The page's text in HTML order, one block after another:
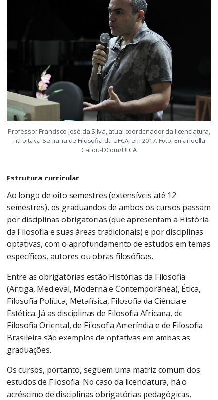
Professor Francisco José da Silva, atual coordenador da licenciatura,
na oitava Semana de Filosofia da UFCA, em 2017. Foto: Emanoella
Callou-DCom/UFCA
Estrutura curricular
Ao longo de oito semestres (extensíveis até 12
semestres), os graduandos de ambos os cursos passam
por disciplinas obrigatórias (que apresentam a História
da Filosofia e suas áreas tradicionais) e por disciplinas
optativas, com o aprofundamento de estudos em temas
específicos, autores ou obras filosóficas.
Entre as obrigatórias estão Histórias da Filosofia
(Antiga, Medieval, Moderna e Contemporânea), Ética,
Filosofia Política, Metafísica, Filosofia da Ciência e
Estética. Já as disciplinas de Filosofia Africana, de
Filosofia Oriental, de Filosofia Ameríndia e de Filosofia
Brasileira são exemplos de optativas em ambas as
graduações.
Os cursos, portanto, seguem uma matriz comum dos
estudos de Filosofia. No caso da licenciatura, há o
acréscimo de disciplinas obrigatórias pedagógicas,